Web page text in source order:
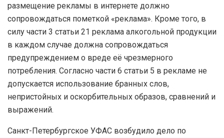
размещение рекламы в интернете должно
сопровождаться пометкой «реклама». Кроме того, в
силу части 3 статьи 21 реклама алкогольной продукции
в каждом случае должна сопровождаться
предупреждением о вреде её чрезмерного
потребления. Согласно части 6 статьи 5 в рекламе не
допускается использование бранных слов,
непристойных и оскорбительных образов, сравнений и
выражений.
Санкт-Петербургское УФАС возбудило дело по